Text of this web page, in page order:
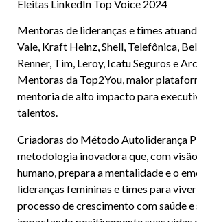
Eleitas LinkedIn Top Voice 2024
Mentoras de lideranças e times
Vale, Kraft Heinz, Shell, Telefônica,
Renner, Tim, Leroy, Icatu Seguros e
Mentoras da Top2You, maior
mentoria de alto impacto para
talentos.
Criadoras do Método Autoliderança
metodologia inovadora que, com
humano, prepara a mentalidade e o
lideranças femininas e times para
processo de crescimento com saúde